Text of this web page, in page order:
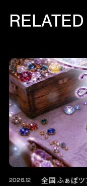
2026.12 全国 ふぁぼ